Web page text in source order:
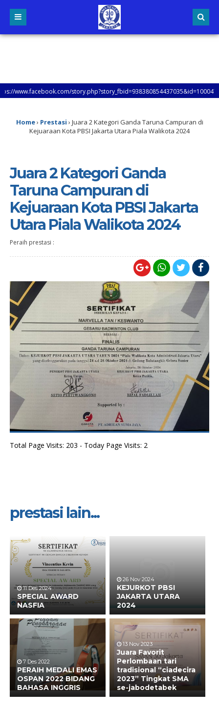
Home› Prestasi › Juara 2 Kategori Ganda Taruna Campuran di
Kejuaraan Kota PBSI Jakarta Utara Piala Walikota 2024
Juara 2 Kategori Ganda
Taruna Campuran di
Kejuaraan Kota PBSI Jakarta
Utara Piala Walikota 2024
Peraih prestasi :
Total Page Visits: 203 - Today Page Visits: 2
prestasi lain...
11 Des 2024
SPECIAL AWARD
NASFIA
26 Nov 2024
KEJURKOT PBSI
JAKARTA UTARA
2024
7 Des 2022
PERAIH MEDALI EMAS
OSPAN 2022 BIDANG
BAHASA INGGRIS
13 Nov 2023
Juara Favorit
Perlombaan tari
tradisional “ciadecira
2023” Tingkat SMA
se-jabodetabek